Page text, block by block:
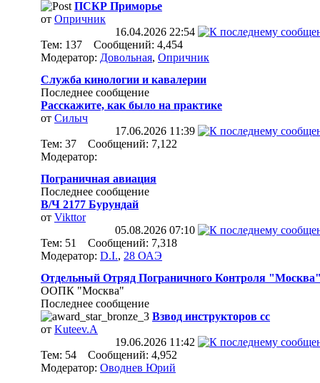
ПСКР Приморье
от Опричник
16.04.2026 22:54
Тем: 137 Сообщений: 4,454
Модератор: Довольная, Опричник
Служба кинологии и кавалерии
Последнее сообщение
Расскажите, как было на практике
от Силыч
17.06.2026 11:39
Тем: 37 Сообщений: 7,122
Модератор:
Пограничная авиация
Последнее сообщение
В/Ч 2177 Бурундай
от Vikttor
05.08.2026 07:10
Тем: 51 Сообщений: 7,318
Модератор: D.I., 28 ОАЭ
Отдельный Отряд Пограничного Контроля
ООПК "Москва"
Последнее сообщение
Взвод инструкторов сс
от Kuteev.A
19.06.2026 11:42
Тем: 54 Сообщений: 4,952
Модератор: Оводнев Юрий